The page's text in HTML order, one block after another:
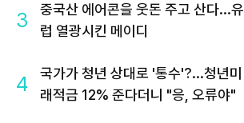
3
중국산 에어콘을 웃돈 주고 산다...유
럽 열광시킨 메이디
4
국가가 청년 상대로 '통수'?...청년미
래적금 12% 준다더니 "응, 오류야"